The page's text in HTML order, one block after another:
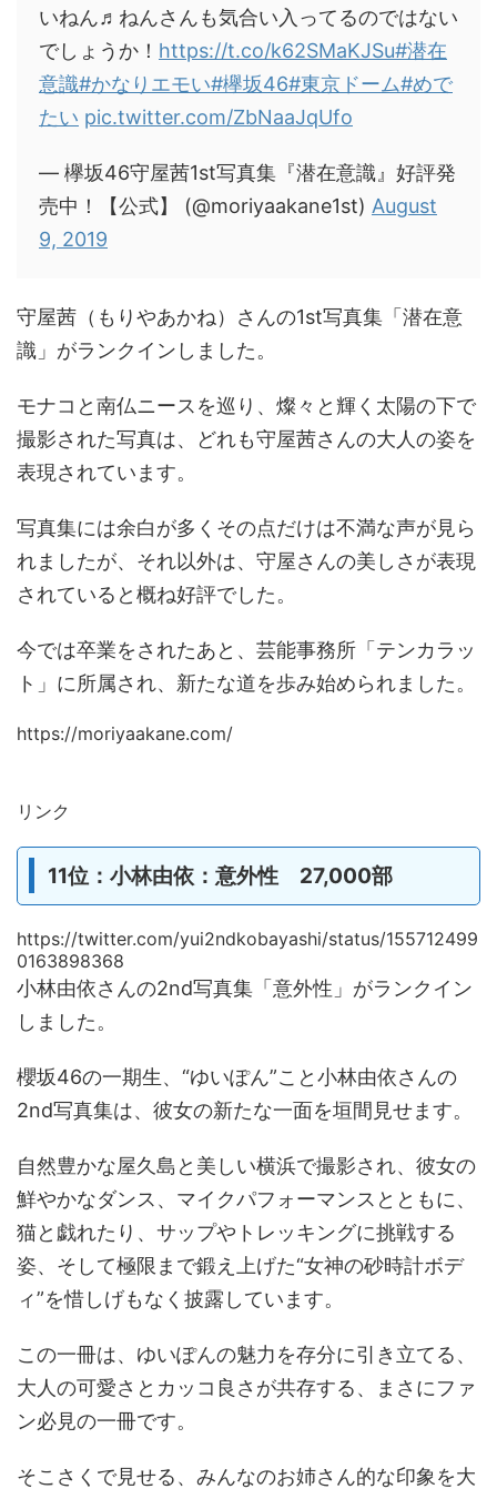
いねん♬ねんさんも気合い入ってるのではない
でしょうか！ https://t.co/k62SMaKJSu#潜在
意識#かなりエモい#欅坂46#東京ドーム#めで
たい pic.twitter.com/ZbNaaJqUfo
— 欅坂46守屋茜1st写真集『潜在意識』好評発
売中！【公式】 (@moriyaakane1st) August
9, 2019
守屋茜（もりやあかね）さんの1st写真集「潜在意
識」がランクインしました。
モナコと南仏ニースを巡り、燦々と輝く太陽の下で
撮影された写真は、どれも守屋茜さんの大人の姿を
表現されています。
写真集には余白が多くその点だけは不満な声が見ら
れましたが、それ以外は、守屋さんの美しさが表現
されていると概ね好評でした。
今では卒業をされたあと、芸能事務所「テンカラッ
ト」に所属され、新たな道を歩み始められました。
https://moriyaakane.com/
リンク
11位：小林由依：意外性 27,000部
https://twitter.com/yui2ndkobayashi/status/155712499
0163898368
小林由依さんの2nd写真集「意外性」がランクイン
しました。
櫻坂46の一期生、“ゆいぽん”こと小林由依さんの
2nd写真集は、彼女の新たな一面を垣間見せます。
自然豊かな屋久島と美しい横浜で撮影され、彼女の
鮮やかなダンス、マイクパフォーマンスとともに、
猫と戯れたり、サップやトレッキングに挑戦する
姿、そして極限まで鍛え上げた“女神の砂時計ボデ
ィ”を惜しげもなく披露しています。
この一冊は、ゆいぽんの魅力を存分に引き立てる、
大人の可愛さとカッコ良さが共存する、まさにファ
ン必見の一冊です。
そこさくで見せる、みんなのお姉さん的な印象を大